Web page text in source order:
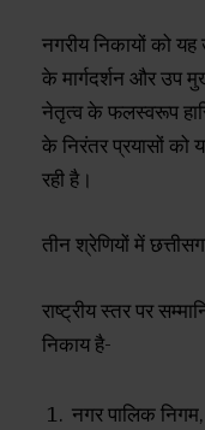
नगरीय निकायों को यह
के मार्गदर्शन और उप
नेतृत्व के फलस्वरूप
के निरंतर प्रयासों को
रही है।
तीन श्रेणियों में
राष्ट्रीय स्तर पर
निकाय है-
नगर पालिक